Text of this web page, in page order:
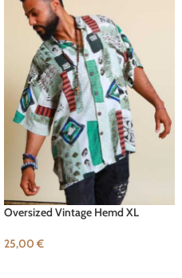
Oversized Vintage Hemd XL
25,00 €